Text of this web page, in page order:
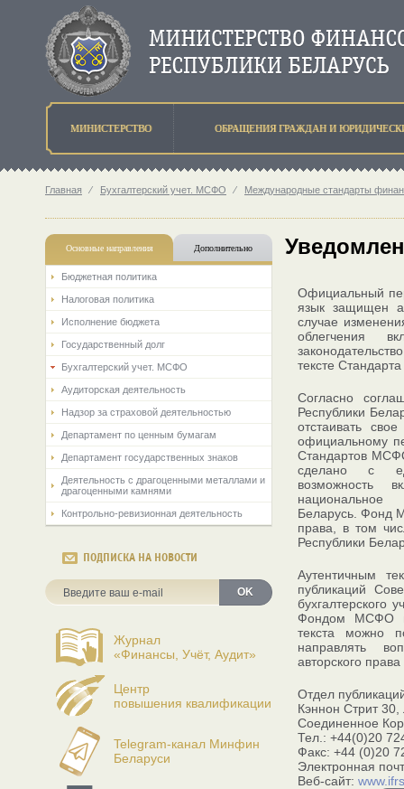
МИНИСТЕРСТВО ОБРАЩЕНИЯ ГРАЖДАН И
Главная ⁄ Бухгалтерский учет. МСФО ⁄ Международные стандарты
Основные направления Дополнительно
Бюджетная политика
Налоговая политика
Исполнение бюджета
Государственный долг
Бухгалтерский учет. МСФО
Аудиторская деятельность
Надзор за страховой деятельностью
Департамент по ценным бумагам
Департамент государственных знаков
Деятельность с драгоценными металлами и
драгоценными камнями
Контрольно-ревизионная деятельность
ПОДПИСКА НА НОВОСТИ
OK
Журнал
«Финансы, Учёт, Аудит»
Центр
повышения квалификации
Telegram-канал Минфин
Беларуси
Официальный
язык защищен
случае
облегчения
тексте
Согласно
Республики
отстаивать
официальному
Стандартов
сделано с
возможность
национальное
Беларусь. Фонд
права, в том
Республики
Аутентичным
публикаций
бухгалтерского
Фондом МСФО
текста можно
направлять
авторского
Отдел
Кэннон Стрит
Соединенное
Тел.: +44(0)20
Факс: +44 (0)20
Электронная
Веб-сайт: